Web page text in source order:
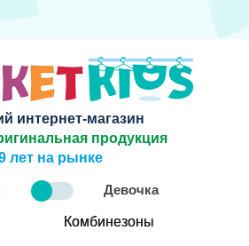
интернет-магазин
продукция
лет на рынке
Девочка
Комбинезоны